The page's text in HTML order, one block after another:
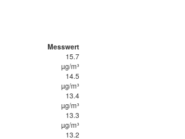
Messwert
15.7
µg/m³
14.5
µg/m³
13.4
µg/m³
13.3
µg/m³
13.2